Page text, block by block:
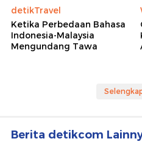
detikTravel
Ketika Perbedaan Bahasa
Indonesia-Malaysia
Mengundang Tawa
Berita detikcom